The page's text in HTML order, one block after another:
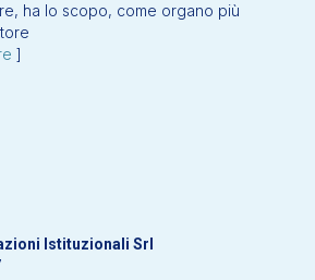
ha lo scopo, come organo più
]
Istituzionali Srl